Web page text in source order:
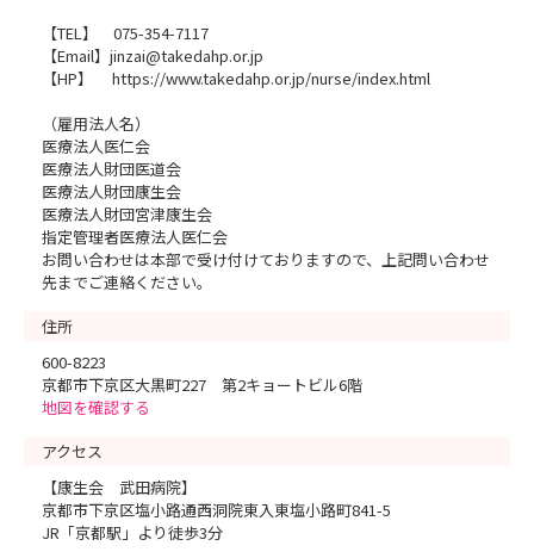
【TEL】 075-354-7117
【Email】jinzai@takedahp.or.jp
【HP】 https://www.takedahp.or.jp/nurse/index.html
（雇用法人名）
医療法人医仁会
医療法人財団医道会
医療法人財団康生会
医療法人財団宮津康生会
指定管理者医療法人医仁会
お問い合わせは本部で受け付けておりますので、上記問い合わせ
先までご連絡ください。
住所
600-8223
京都市下京区大黒町227 第2キョートビル6階
地図を確認する
アクセス
【康生会 武田病院】
京都市下京区塩小路通西洞院東入東塩小路町841-5
JR「京都駅」より徒歩3分